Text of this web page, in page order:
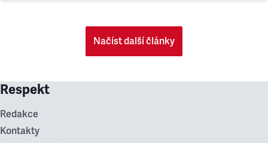
Načíst další články
Respekt
Redakce
Kontakty